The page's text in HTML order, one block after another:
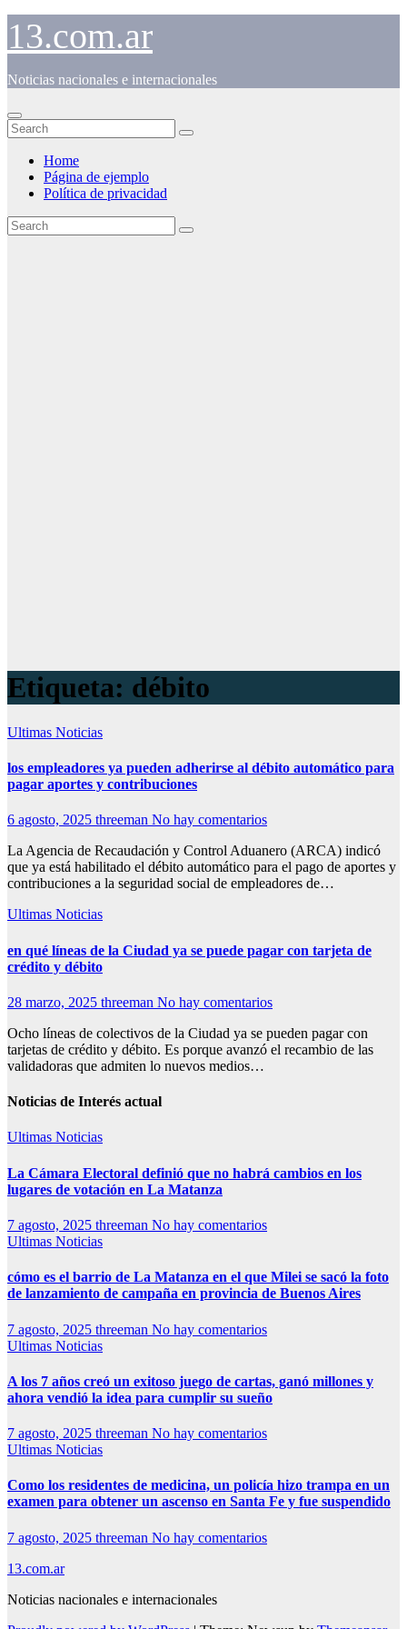
Skip
content
13.com.ar
Noticias nacionales e internacionales
Home
Página de ejemplo
Política de privacidad
Etiqueta: débito
Ultimas Noticias
los empleadores ya pueden adherirse al débito automático para
pagar aportes y contribuciones
6 agosto, 2025 threeman No hay comentarios
La Agencia de Recaudación y Control Aduanero (ARCA) indicó
que ya está habilitado el débito automático para el pago de aportes y
contribuciones a la seguridad social de empleadores de…
Ultimas Noticias
en qué líneas de la Ciudad ya se puede pagar con tarjeta de
crédito y débito
28 marzo, 2025 threeman No hay comentarios
Ocho líneas de colectivos de la Ciudad ya se pueden pagar con
tarjetas de crédito y débito. Es porque avanzó el recambio de las
validadoras que admiten lo nuevos medios…
Noticias de Interés actual
Ultimas Noticias
La Cámara Electoral definió que no habrá cambios en los
lugares de votación en La Matanza
7 agosto, 2025 threeman No hay comentarios
Ultimas Noticias
cómo es el barrio de La Matanza en el que Milei se sacó la foto
de lanzamiento de campaña en provincia de Buenos Aires
7 agosto, 2025 threeman No hay comentarios
Ultimas Noticias
A los 7 años creó un exitoso juego de cartas, ganó millones y
ahora vendió la idea para cumplir su sueño
7 agosto, 2025 threeman No hay comentarios
Ultimas Noticias
Como los residentes de medicina, un policía hizo trampa en un
examen para obtener un ascenso en Santa Fe y fue suspendido
7 agosto, 2025 threeman No hay comentarios
13.com.ar
Noticias nacionales e internacionales